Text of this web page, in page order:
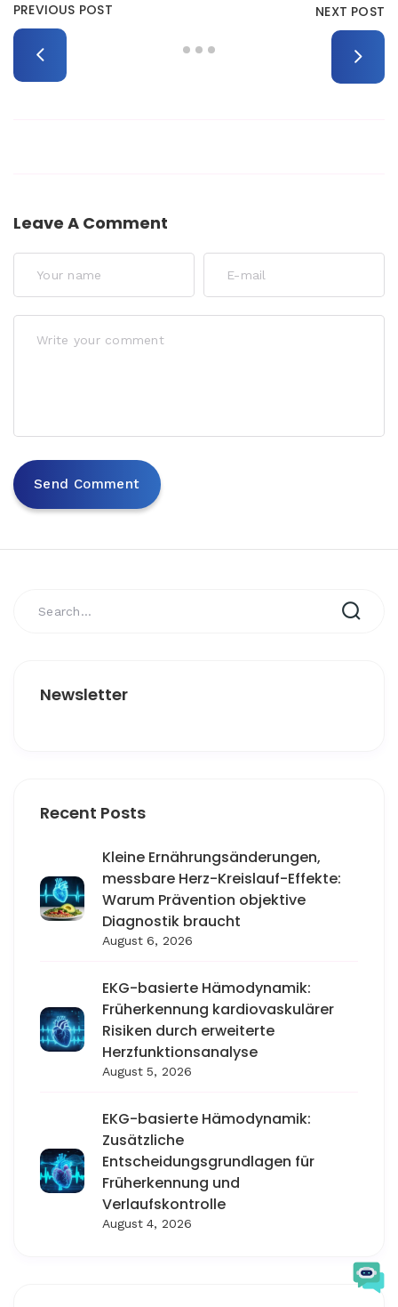
Newsletter
Recent Posts
Kleine Ernährungsänderungen,
messbare Herz-Kreislauf-Effekte:
Warum Prävention objektive
Diagnostik braucht
August 6, 2026
EKG-basierte Hämodynamik:
Früherkennung kardiovaskulärer
Risiken durch erweiterte
Herzfunktionsanalyse
August 5, 2026
EKG-basierte Hämodynamik:
Zusätzliche
Entscheidungsgrundlagen für
Früherkennung und
Verlaufskontrolle
August 4, 2026
PREVIOUS POST NEXT POST
Leave A Comment